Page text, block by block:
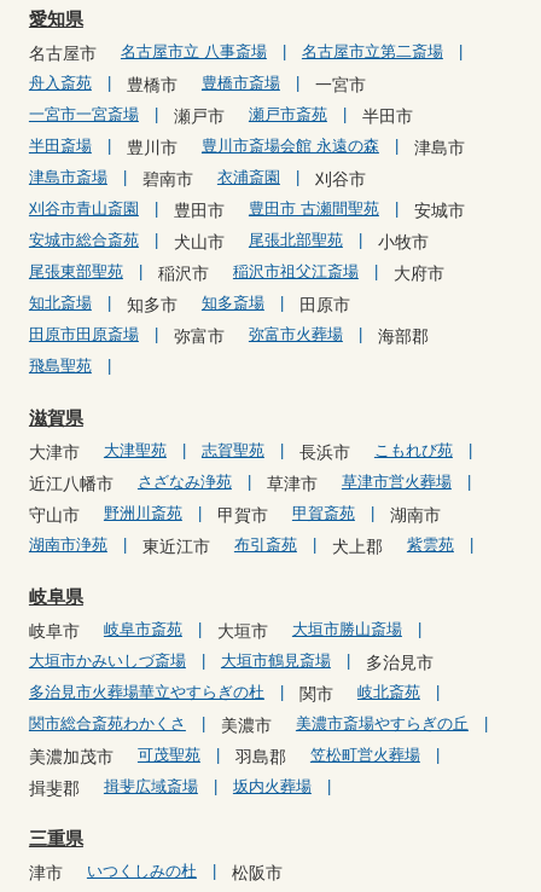
愛知県
名古屋市 名古屋市立 八事斎場
名古屋市立第二斎場
舟入斎苑
豊橋市 豊橋市斎場 一宮市
一宮市一宮斎場 瀬戸市 瀬戸市斎苑 半田市
半田斎場 豊川市 豊川市斎場会館 永遠の森 津島市
津島市斎場 碧南市 衣浦斎園 刈谷市
刈谷市青山斎園 豊田市 豊田市 古瀬間聖苑 安城市
安城市総合斎苑 犬山市 尾張北部聖苑 小牧市
尾張東部聖苑 稲沢市 稲沢市祖父江斎場 大府市
知北斎場 知多市 知多斎場 田原市
田原市田原斎場 弥富市 弥富市火葬場 海部郡
飛島聖苑
滋賀県
大津市 大津聖苑 志賀聖苑 長浜市 こもれび苑
近江八幡市 さざなみ浄苑 草津市 草津市営火葬場
守山市 野洲川斎苑 甲賀市 甲賀斎苑 湖南市
湖南市浄苑 東近江市 布引斎苑 犬上郡 紫雲苑
岐阜県
岐阜市 岐阜市斎苑 大垣市
大垣市勝山斎場
大垣市かみいしづ斎場
大垣市鶴見斎場 多治見市
多治見市火葬場華立やすらぎの杜 関市
岐北斎苑
関市総合斎苑わかくさ
美濃市 美濃市斎場やすらぎの丘
美濃加茂市 可茂聖苑 羽島郡 笠松町営火葬場
揖斐郡 揖斐広域斎場 坂内火葬場
三重県
津市 いつくしみの杜 松阪市